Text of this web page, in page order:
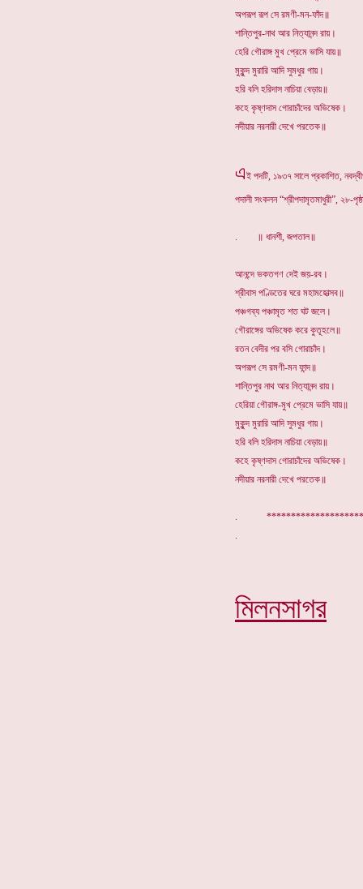
অপরূপ রূপ সে রমণী-মন-ফাঁদ॥
শান্তিপুর-নাথ আর নিত্যানন্দ রায়।
হেরি গৌরাঙ্গ মুখ প্রেমে ভাসি যায়॥
মুকুন্দ মুরারি আদি সুমধুর গায়।
হরি বলি হরিদাস নাচিয়া বেড়ায়॥
কহে কৃষ্ণদাস গোরাচাঁদের অভিষেক।
নদীয়ার নরনারী দেখে পরতেক॥
এই পদটি, ১৯৩৭ সালে প্রকাশিত,
পদালী সংকলন “শ্রীপদামৃতমাধুরী”, ২৮-
. ॥ ধানশী, জপতাল॥
আনন্দে ভকতগণ দেই জয়-রব।
শ্রীবাস পণ্ডিতের ঘরে মহামহোত্সব॥
পঞ্চগব্য পঞ্চামৃত শত ঘট জলে।
গৌরাঙ্গের অভিষেক করে কুতূহলে॥
রতন বেদীর পর বসি গোরাচাঁদ।
অপরূপ সে রমণী-মন ফান্দ॥
শান্তিপুর নাথ আর নিত্যানন্দ রায়।
হেরিয়া গৌরাঙ্গ-মুখ প্রেমে ভাসি যায়॥
মুকুন্দ মুরারি আদি সুমধুর গায়।
হরি বলি হরিদাস নাচিয়া বেড়ায়॥
কহে কৃষ্ণদাস গোরাচাঁদের অভিষেক।
নদীয়ার নরনারী দেখে পরতেক॥
.
মিলনসাগর